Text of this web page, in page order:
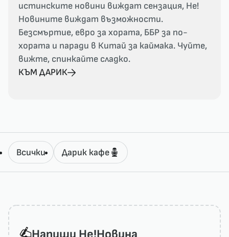
истинските новини виждат сензация, Не!
Новините виждат възможности.
Безсмъртие, евро за хората, ББР за по-
хората и паради в Китай за каймака. Чуйте,
вижте, спинкайте сладко.
КЪМ ДАРИК
Всички Дарик кафе